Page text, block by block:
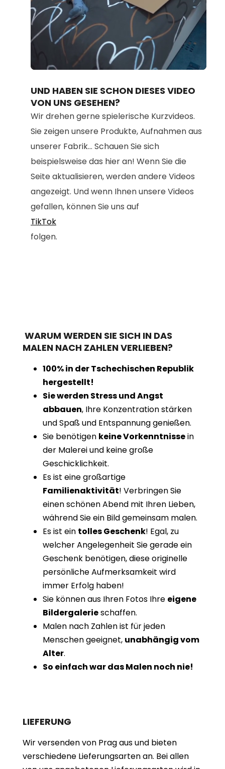
Unmute Loaded
80.67%
UND HABEN SIE SCHON DIESES VIDEO
VON UNS GESEHEN?
Wir drehen gerne spielerische Kurzvideos.
Sie zeigen unsere Produkte, Aufnahmen aus
unserer Fabrik... Schauen Sie sich
beispielsweise das hier an! Wenn Sie die
Seite aktualisieren, werden andere Videos
angezeigt. Und wenn Ihnen unsere Videos
gefallen, können Sie uns auf
TikTok
folgen.
WARUM WERDEN SIE SICH IN DAS
MALEN NACH ZAHLEN VERLIEBEN?
100% in der Tschechischen Republik
hergestellt!
Sie werden Stress und Angst
abbauen, Ihre Konzentration stärken
und Spaß und Entspannung genießen.
Sie benötigen keine Vorkenntnissein
der Malerei und keine große
Geschicklichkeit.
Es ist eine großartige
Familienaktivität! Verbringen Sie
einen schönen Abend mit Ihren Lieben,
während Sie ein Bild gemeinsam malen.
Es ist ein tolles Geschenk! Egal, zu
welcher Angelegenheit Sie gerade ein
Geschenk benötigen, diese originelle
persönliche Aufmerksamkeit wird
immer Erfolg haben!
Sie können aus Ihren Fotos Ihre eigene
Bildergalerieschaffen.
Malen nach Zahlen ist für jeden
Menschen geeignet, unabhängig vom
Alter.
So einfach war das Malen noch nie!
LIEFERUNG
Wir versenden von Prag aus und bieten
verschiedene Lieferungsarten an. Bei allen